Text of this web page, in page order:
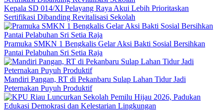
Kepala SD 014/XI Pelayang Raya Akui Lebih Prioritaskan
Sertifikasi Dibanding Revitalisasi Sekolah
Pramuka SMKN 1 Bengkalis Gelar Aksi Bakti Sosial Bersihkan
Pantai Pelabuhan Sri Setia Raja
Mandiri Pangan, RT di Pekanbaru Sulap Lahan Tidur Jadi
Peternakan Puyuh Produktif